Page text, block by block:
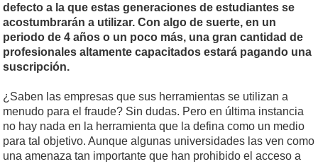
defecto a la que estas generaciones de estudiantes se
acostumbrarán a utilizar. Con algo de suerte, en un
periodo de 4 años o un poco más, una gran cantidad de
profesionales altamente capacitados estará pagando una
suscripción.
¿Saben las empresas que sus herramientas se utilizan a
menudo para el fraude? Sin dudas. Pero en última instancia
no hay nada en la herramienta que la defina como un medio
para tal objetivo. Aunque algunas universidades las ven como
una amenaza tan importante que han prohibido el acceso a